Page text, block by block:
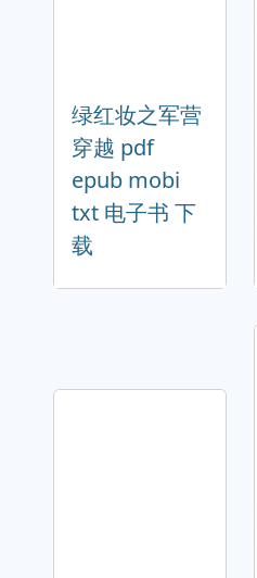
绿红妆之军营
穿越 pdf
epub mobi
txt 电子书 下
载